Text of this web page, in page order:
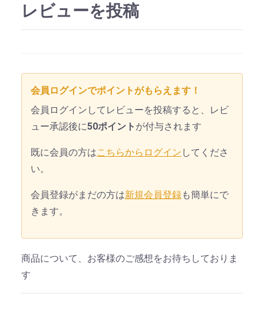
レビューを投稿
会員ログインでポイントがもらえます！
会員ログインしてレビューを投稿すると、レビ
ュー承認後に50ポイント が付与されます
既に会員の方はこちらからログイン してくださ
い。
会員登録がまだの方は新規会員登録も簡単にで
きます。
商品について、お客様のご感想をお待ちしておりま
す